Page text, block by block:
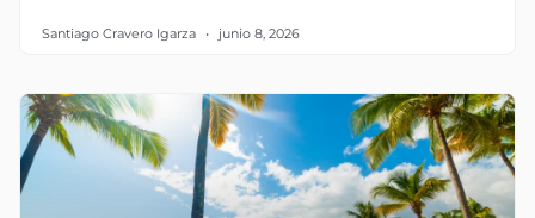
Santiago Cravero Igarza junio 8, 2026